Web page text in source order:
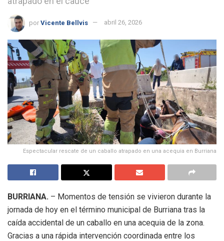
por Vicente Bellvis abril 26, 2026
Espectacular rescate de un caballo atrapado en una acequia en Burriana
BURRIANA. – Momentos de tensión se vivieron durante la
jornada de hoy en el término municipal de Burriana tras la
caída accidental de un caballo en una acequia de la zona.
Gracias a una rápida intervención coordinada entre los